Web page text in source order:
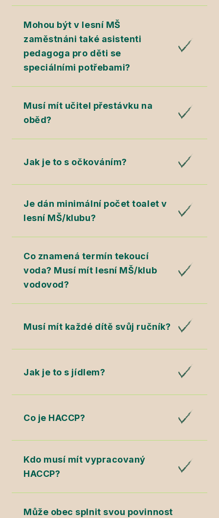
Mohou být v lesní MŠ
zaměstnáni také asistenti
pedagoga pro děti se
speciálními potřebami?
Musí mít učitel přestávku na
oběd?
Jak je to s očkováním?
Je dán minimální počet toalet v
lesní MŠ/klubu?
Co znamená termín tekoucí
voda? Musí mít lesní MŠ/klub
vodovod?
Musí mít každé dítě svůj ručník?
Jak je to s jídlem?
Co je HACCP?
Kdo musí mít vypracovaný
HACCP?
Může obec splnit svou povinnost